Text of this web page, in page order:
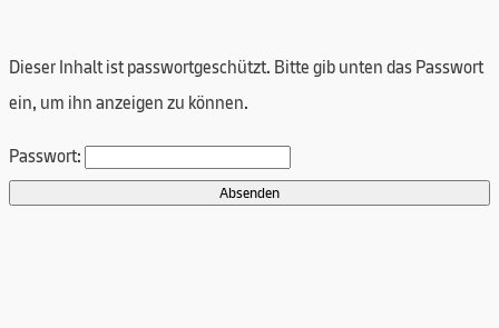
Dieser Inhalt ist passwortgeschützt. Bitte gib unten das Passwort
ein, um ihn anzeigen zu können.
Passwort: